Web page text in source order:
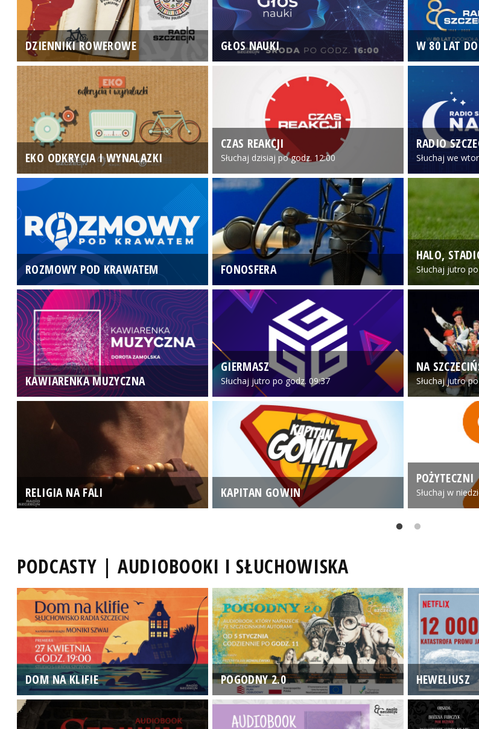
DZIENNIKI ROWEROWE GŁOS NAUKI W 80 LAT
EKO ODKRYCIA I WYNALAZKI
CZAS REAKCJI
Słuchaj dzisiaj po godz. 12:00
RADIO
Słuchaj we
ROZMOWY POD KRAWATEM FONOSFERA
HALO,
Słuchaj jutro
KAWIARENKA MUZYCZNA
GIERMASZ
Słuchaj jutro po godz. 09:37
NA
Słuchaj jutro
RELIGIA NA FALI KAPITAN GOWIN
POŻYTECZNI
Słuchaj w
PODCASTY | AUDIOBOOKI I SŁUCHOWISKA
DOM NA KLIFIE POGODNY 2.0 HEWELIUSZ